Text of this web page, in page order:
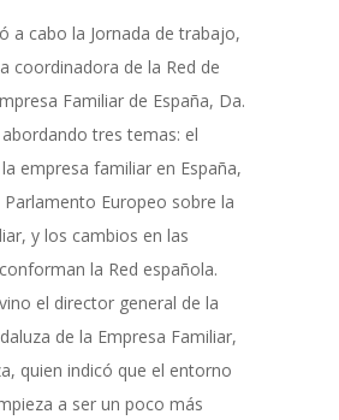
a cabo la Jornada de trabajo,
coordinadora de la Red de
Familiar de España, Da.
tres temas: el
empresa familiar en España,
Parlamento Europeo sobre la
y los cambios en las
la Red española.
el director general de la
de la Empresa Familiar,
quien indicó que el entorno
a ser un poco más